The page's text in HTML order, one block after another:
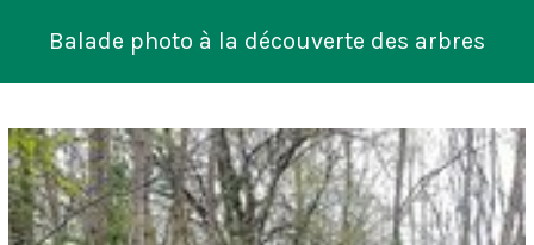
Balade photo à la découverte des arbres